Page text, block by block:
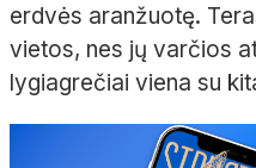
erdvės aranžuotę.
vietos, nes jų varčios
lygiagrečiai viena su